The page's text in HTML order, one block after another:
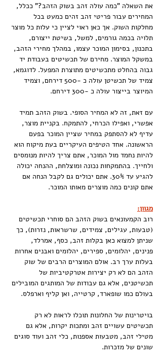
את השאלה "כמה עולה זהב בשוק הזהב?" ככלל,
המחירים עבור פריטי זהב זהים כמעט בכל
מחלקות השוק. אך כאן ראוי לציין כי עלות כל מוצר
תלויה בכמה גורמים, למשל, בשיטת ייצורם,
בתכנון, בסימון המוכר עצמו, במהלך מחירי הזהב,
במשקל המוצר. מחירם של תכשיטים בעבודת יד
גבוה בהחלט מתכשיטים מתוצרת המפעל. לדוגמא,
צמיד של תכשיטן עולה כ -500 דירחם, וצמיד
המיוצר בייצור עולה כ -300 דירחם.
עם זאת, זה לא המחיר הסופי. בשוק הזהב תמיד
אפשרי, ואפילו הכרחי, להתמקח. בקניית מוצר,
עדיף לא להסתפק במחיר שציין המוכר בפעם
הראשונה. אחד הטיפים העיקריים בעת מיקוח הוא
להיות נחמד מול המוכר, אתם צריך להיות מנומסים
ולחייך. בהתמקחות נכונה ומוצלחת, ההנחה יכולה
להגיע עד 30%. אתם יכולים גם לקבל הנחה אם
אתם קונים כמה מוצרים מאותו המוכר.
מגוון:
רוב הקמעונאים בשוק הזהב הם סוחרי תכשיטים
(טבעות, עגילים, צמידים, שרשראות, נזרות), כך
שניתן למצוא כאן בקלות זהב, כסף, אמרלד,
פנינים, יהלומים, ספירים, יהלומים ואבנים אחרות
בעלות ערך רב. אולם המוצרים הרבים של שוק
הזהב הם לא רק יצירות אטרקטיביות של
תכשיטנים, אלא גם עבודות של המותגים המובילים
בעולם כמו שופארד, קרטייה, ואן קליף וארפלס.
בויטרינות של החלונות תוכלו לראות לא רק
תכשיטים עשויים זהב ומתכות יקרות, אלא גם
מטילי זהב, מטבעות אספנות, כלי זהב ועוד סוגים
שונים של מזכרות.